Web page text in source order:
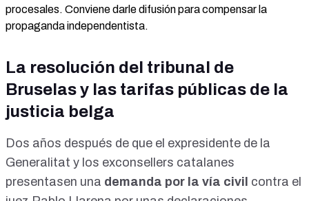
procesales. Conviene darle difusión para compensar la
propaganda independentista.
La resolución del tribunal de
Bruselas y las tarifas públicas de la
justicia belga
Dos años después de que el expresidente de la
Generalitat y los exconsellers catalanes
presentasen una demanda por la vía civil contra el